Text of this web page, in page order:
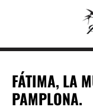
FÁTIMA, LA
PAMPLONA.